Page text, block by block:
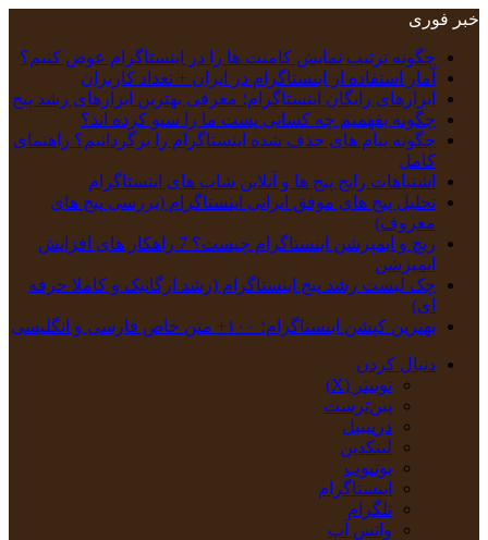
خبر فوری
چگونه ترتیب نمایش کامنت‌ ها را در اینستاگرام عوض کنیم؟
آمار استفاده از اینستاگرام در ایران + تعداد کاربران
ابزارهای رایگان اینستاگرام؛ معرفی بهترین ابزارهای رشد پیج
چگونه بفهمیم چه کسانی پست ما را سیو کرده اند؟
چگونه پیام‌ های حذف‌ شده اینستاگرام را برگردانیم؟ راهنمای
کامل
اشتباهات رایج پیج ها و آنلاین شاپ های اینستاگرام
تحلیل پیج‌ های موفق ایرانی اینستاگرام (بررسی پیج های
معروف)
ریچ و ایمپرشن اینستاگرام چیست؟ 7 راهکار های افزایش
ایمپرشن
چک‌ لیست رشد پیج اینستاگرام (رشد ارگانیک و کاملا حرفه
ای)
بهترین کپشن‌ اینستاگرام؛ ۱۰۰+ متن خاص فارسی و انگلیسی
دنبال کردن
توییتر (X)
‫پین‌ترست
دریبببل
لینکدین
یوتیوب
اینستاگرام
تلگرام
واتس آپ